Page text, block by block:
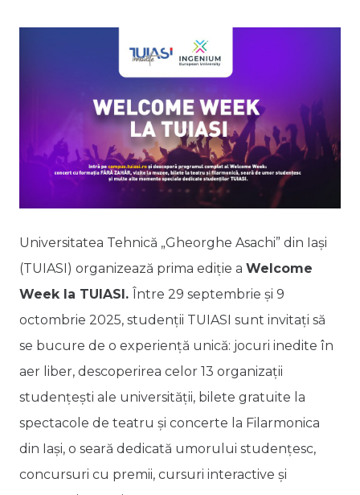
Universitatea Tehnică „Gheorghe Asachi” din Iași
(TUIASI) organizează prima ediție a Welcome
Week la TUIASI. Între 29 septembrie și 9
octombrie 2025, studenții TUIASI sunt invitați să
se bucure de o experiență unică: jocuri inedite în
aer liber, descoperirea celor 13 organizații
studențești ale universității, bilete gratuite la
spectacole de teatru și concerte la Filarmonica
din Iași, o seară dedicată umorului studențesc,
concursuri cu premii, cursuri interactive și